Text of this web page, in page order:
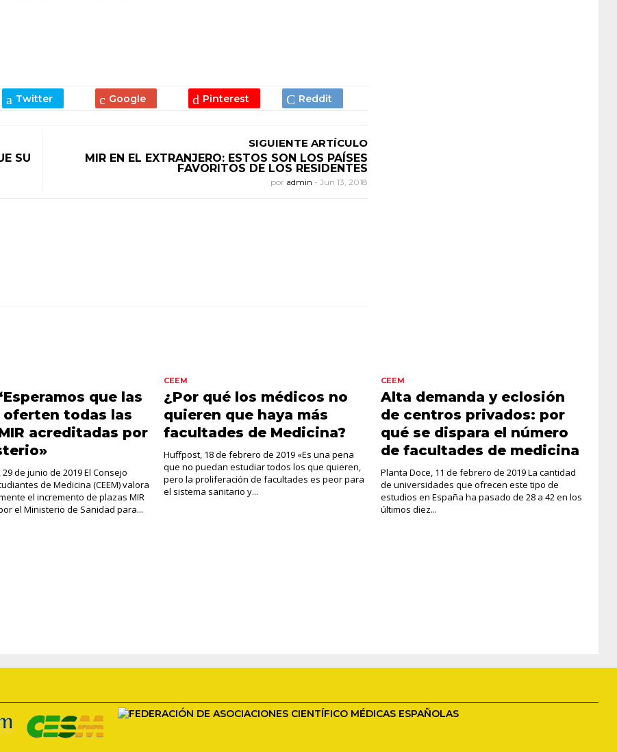
SU
SIGUIENTE ARTÍCULO
MIR EN EL EXTRANJERO: ESTOS SON LOS PAÍSES
FAVORITOS DE LOS RESIDENTES
por admin - Jun 13, 2018
que las
oferten todas las
acreditadas por
de junio de 2019 El Consejo
de Medicina (CEEM) valora
el incremento de plazas MIR
el Ministerio de Sanidad para...
CEEM
¿Por qué los médicos no
quieren que haya más
facultades de Medicina?
Huffpost, 18 de febrero de 2019 «Es una pena
que no puedan estudiar todos los que quieren,
pero la proliferación de facultades es peor para
el sistema sanitario y...
CEEM
Alta demanda y eclosión
de centros privados: por
qué se dispara el número
de facultades de medicina
Planta Doce, 11 de febrero de 2019 La cantidad
de universidades que ofrecen este tipo de
estudios en España ha pasado de 28 a 42 en los
últimos diez...